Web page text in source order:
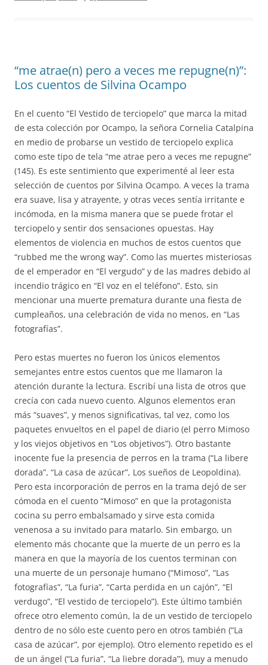
“me atrae(n) pero a veces me repugne(n)”:
Los cuentos de Silvina Ocampo
En el cuento “El Vestido de terciopelo” que marca la mitad
de esta colección por Ocampo, la señora Cornelia Catalpina
en medio de probarse un vestido de terciopelo explica
como este tipo de tela “me atrae pero a veces me repugne”
(145). Es este sentimiento que experimenté al leer esta
selección de cuentos por Silvina Ocampo. A veces la trama
era suave, lisa y atrayente, y otras veces sentía irritante e
incómoda, en la misma manera que se puede frotar el
terciopelo y sentir dos sensaciones opuestas. Hay
elementos de violencia en muchos de estos cuentos que
“rubbed me the wrong way”. Como las muertes misteriosas
de el emperador en “El vergudo” y de las madres debido al
incendio trágico en “El voz en el teléfono”. Esto, sin
mencionar una muerte prematura durante una fiesta de
cumpleaños, una celebración de vida no menos, en “Las
fotografías”.
Pero estas muertes no fueron los únicos elementos
semejantes entre estos cuentos que me llamaron la
atención durante la lectura. Escribí una lista de otros que
crecía con cada nuevo cuento. Algunos elementos eran
más “suaves”, y menos significativas, tal vez, como los
paquetes envueltos en el papel de diario (el perro Mimoso
y los viejos objetivos en “Los objetivos”). Otro bastante
inocente fue la presencia de perros en la trama (“La libere
dorada”, “La casa de azúcar”, Los sueños de Leopoldina).
Pero esta incorporación de perros en la trama dejó de ser
cómoda en el cuento “Mimoso” en que la protagonista
cocina su perro embalsamado y sirve esta comida
venenosa a su invitado para matarlo. Sin embargo, un
elemento más chocante que la muerte de un perro es la
manera en que la mayoría de los cuentos terminan con
una muerte de un personaje humano (“Mimoso”, “Las
fotografías”, “La furia”, “Carta perdida en un cajón”, “El
verdugo”, “El vestido de terciopelo”). Este último también
ofrece otro elemento común, la de un vestido de terciopelo
dentro de no sólo este cuento pero en otros también (“La
casa de azúcar”, por ejemplo). Otro elemento repetido es el
de un ángel (“La furia”, “La liebre dorada”), muy a menudo